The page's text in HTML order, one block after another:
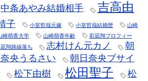
中条あやみ結婚相手
吉高由
子 小室哲哉元嫁 小室哲哉結婚歴
山崎
崎萌香大学 山崎萌香年齢
彩凪翔プロフィー
翔路線落ち 志村けん元カノ
朝
央うるさい
朝日奈央ブサイ
松下由樹 松田聖子
松